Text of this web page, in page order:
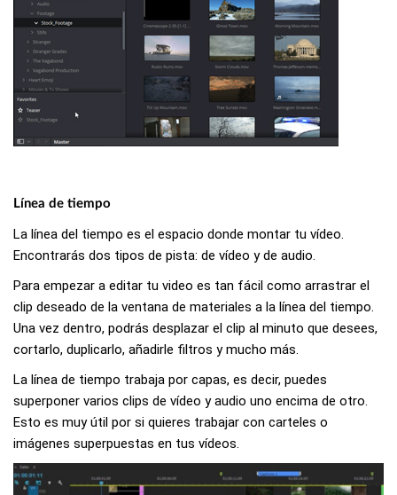
Línea de tiempo
La línea del tiempo es el espacio donde montar tu vídeo.
Encontrarás dos tipos de pista: de vídeo y de audio.
Para empezar a editar tu video es tan fácil como arrastrar el
clip deseado de la ventana de materiales a la línea del tiempo.
Una vez dentro, podrás desplazar el clip al minuto que desees,
cortarlo, duplicarlo, añadirle filtros y mucho más.
La línea de tiempo trabaja por capas, es decir, puedes
superponer varios clips de vídeo y audio uno encima de otro.
Esto es muy útil por si quieres trabajar con carteles o
imágenes superpuestas en tus vídeos.